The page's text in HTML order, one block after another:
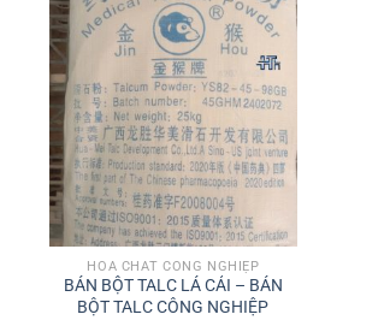
HÓA CHẤT CÔNG NGHIỆP
BÁN BỘT TALC LÁ CẢI – BÁN
BỘT TALC CÔNG NGHIỆP